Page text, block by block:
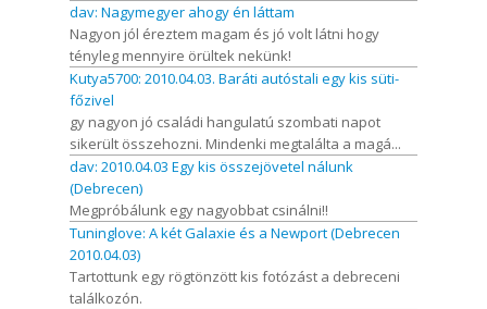
dav: Nagymegyer ahogy én láttam
Nagyon jól éreztem magam és jó volt látni hogy
tényleg mennyire örültek nekünk!
Kutya5700: 2010.04.03. Baráti autóstali egy kis süti-
főzivel
gy nagyon jó családi hangulatú szombati napot
sikerült összehozni. Mindenki megtalálta a magá...
dav: 2010.04.03 Egy kis összejövetel nálunk
(Debrecen)
Megpróbálunk egy nagyobbat csinálni!!
Tuninglove: A két Galaxie és a Newport (Debrecen
2010.04.03)
Tartottunk egy rögtönzött kis fotózást a debreceni
találkozón.